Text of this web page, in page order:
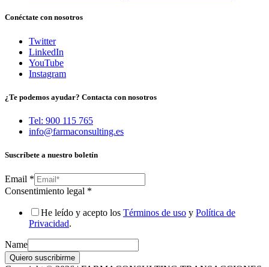
Conéctate con nosotros
Twitter
LinkedIn
YouTube
Instagram
¿Te podemos ayudar? Contacta con nosotros
Tel: 900 115 765
info@farmaconsulting.es
Suscríbete a nuestro boletín
Email *
Consentimiento legal *
He leído y acepto los Términos de uso y Política de
Privacidad.
Name
Quiero suscribirme